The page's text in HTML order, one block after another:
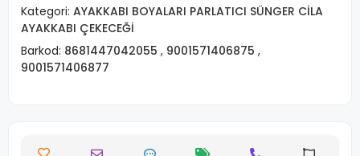
Kategori: AYAKKABI BOYALARI PARLATICI SÜNGER CİLA
AYAKKABI ÇEKECEĞİ
Barkod: 8681447042055 , 9001571406875 ,
9001571406877